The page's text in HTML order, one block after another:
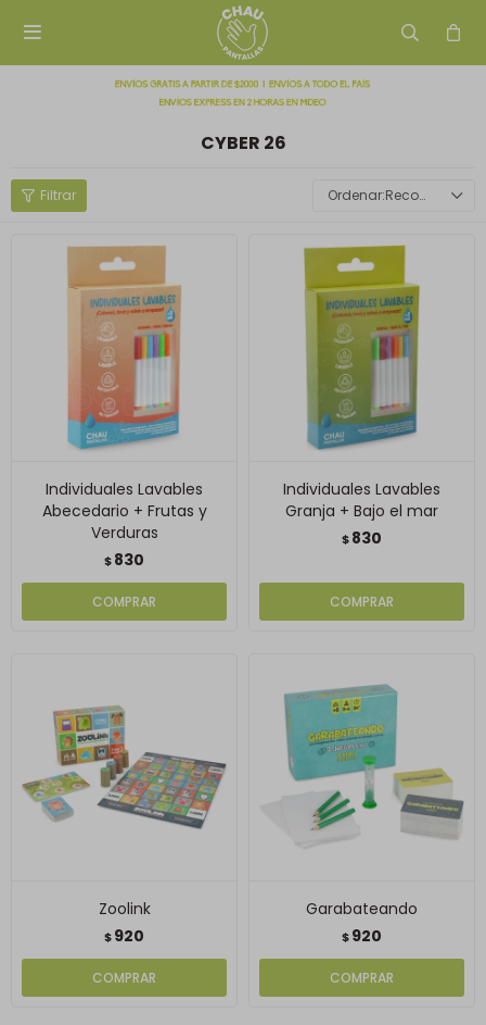

CYBER 26
Recomendados
Individuales Lavables
Abecedario + Frutas y
Verduras
$830
Individuales Lavables
Granja + Bajo el mar
$830
Zoolink
$920
Garabateando
$920